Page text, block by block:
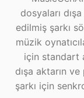
dosyaları
edilmiş şarkı
müzik
için standart
dışa aktarın
şarkı için